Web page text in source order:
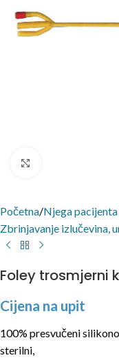
Početna/Njega
Zbrinjavanje izlučevina,
Foley trosmjerni
Cijena na upit
100% presvučeni
sterilni,